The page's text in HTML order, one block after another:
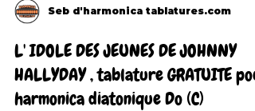
Seb d'harmonica tablatures.com
L' IDOLE DES JEUNES DE JOHNNY
HALLYDAY , tablature GRATUITE
harmonica diatonique Do (C)